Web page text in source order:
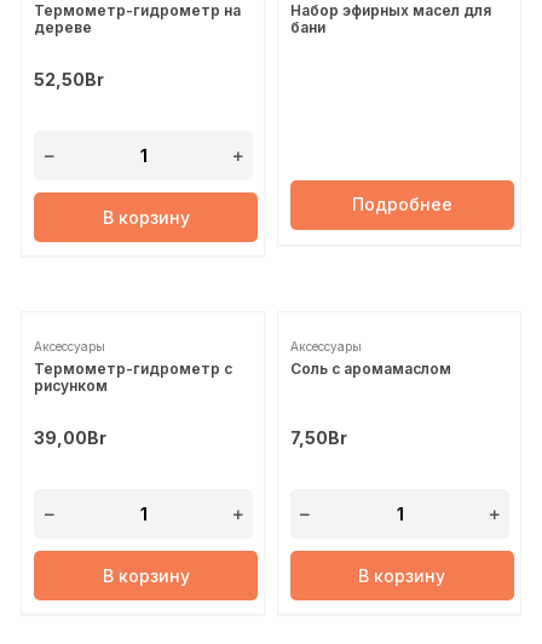
Термометр-гидрометр на
дереве
52,50Br
В корзину
Набор эфирных масел для
бани
Подробнее
Аксессуары
Термометр-гидрометр с
рисунком
39,00Br
В корзину
Аксессуары
Соль с аромамаслом
7,50Br
В корзину